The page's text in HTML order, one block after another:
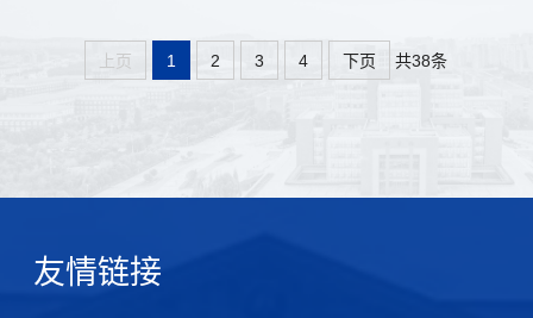
上页 1 2 3 4 下页 共38条
友情链接